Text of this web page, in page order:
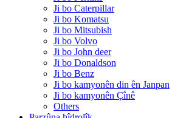
Ji bo Caterpillar
Ji bo Komatsu
Ji bo Mitsubish
Ji bo Volvo
Ji bo John deer
Ji bo Donaldson
Ji bo Benz
Ji bo kamyonên din ên Janpan
Ji bo kamyonên Çînê
Others